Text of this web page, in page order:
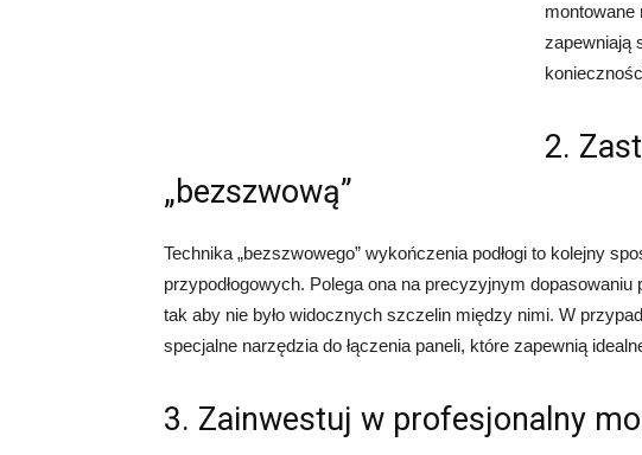
zapewniają
2.
„bezszwową”
Technika „bezszwowego” wykończenia podłogi to kolejny
przypodłogowych. Polega ona na precyzyjnym dopasowaniu
tak aby nie było widocznych szczelin między nimi. W
specjalne narzędzia do łączenia paneli, które zapewnią
3. Zainwestuj w profesjonalny